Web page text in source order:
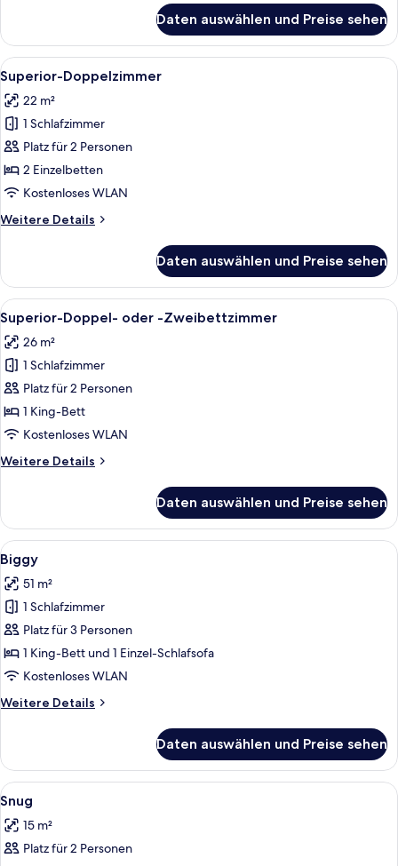
Doppelzimmer
Daten auswählen und Preise sehen
Alle
Fotos
für
Superior-
Doppelzimmer
anzeigen
Ein Hotelzimmer mit zwei Betten,
5
Superior-Doppelzimmer
22 m²
1 Schlafzimmer
Platz für 2 Personen
2 Einzelbetten
Kostenloses WLAN
Weitere Details
Weitere
Doppelzimmer
Daten auswählen und Preise sehen
Alle
Fotos
für
Superior-
Doppel-
oder
-
anzeigen
Ein ordentlich bezogenes Bett mit
5
Superior-Doppel- oder -Zweibettzimmer
26 m²
1 Schlafzimmer
Platz für 2 Personen
1 King-Bett
Kostenloses WLAN
Weitere Details
Weitere
Doppel-
oder
-
Zweibettzimmer
Daten auswählen und Preise sehen
Alle
Fotos
für
Biggy
anzeigen
Ein Hotelzimmer mit Bett,
3
Biggy
51 m²
1 Schlafzimmer
Platz für 3 Personen
1 King-Bett und 1 Einzel-Schlafsofa
Kostenloses WLAN
Weitere Details
Weitere
Daten auswählen und Preise sehen
Alle
Fotos
für
Snug
Ein Hotelzimmer mit Bett, Sessel,
2
Snug
15 m²
Platz für 2 Personen